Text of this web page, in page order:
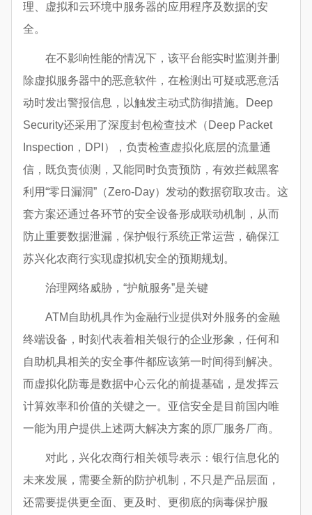
理、虚拟和云环境中服务器的应用程序及数据的安
全。
在不影响性能的情况下，该平台能实时监测并删
除虚拟服务器中的恶意软件，在检测出可疑或恶意活
动时发出警报信息，以触发主动式防御措施。Deep
Security还采用了深度封包检查技术（Deep Packet
Inspection，DPI），负责检查虚拟化底层的流量通
信，既负责侦测，又能同时负责预防，有效拦截黑客
利用“零日漏洞”（Zero-Day）发动的数据窃取攻击。这
套方案还通过各环节的安全设备形成联动机制，从而
防止重要数据泄漏，保护银行系统正常运营，确保江
苏兴化农商行实现虚拟机安全的预期规划。
治理网络威胁，“护航服务”是关键
ATM自助机具作为金融行业提供对外服务的金融
终端设备，时刻代表着相关银行的企业形象，任何和
自助机具相关的安全事件都应该第一时间得到解决。
而虚拟化防毒是数据中心云化的前提基础，是发挥云
计算效率和价值的关键之一。亚信安全是目前国内唯
一能为用户提供上述两大解决方案的原厂服务厂商。
对此，兴化农商行相关领导表示：银行信息化的
未来发展，需要全新的防护机制，不只是产品层面，
还需要提供更全面、更及时、更彻底的病毒保护服